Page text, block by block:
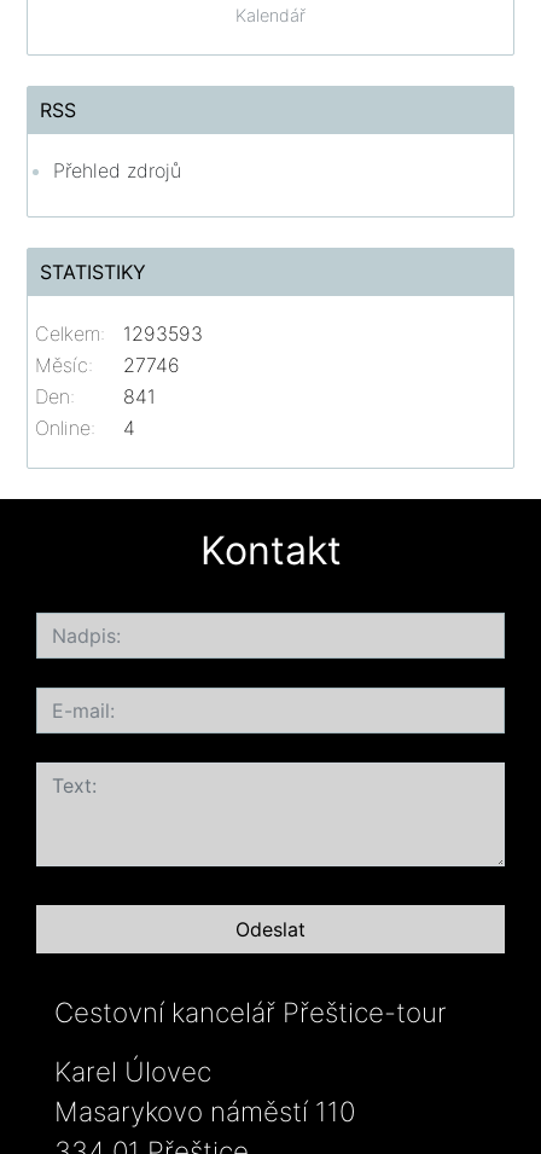
Kalendář
RSS
Přehled zdrojů
STATISTIKY
Online: 4
Celkem:
1293593
Měsíc:
27746
Den:
841
Kontakt
Cestovní kancelář Přeštice-tour
Karel Úlovec
Masarykovo náměstí 110